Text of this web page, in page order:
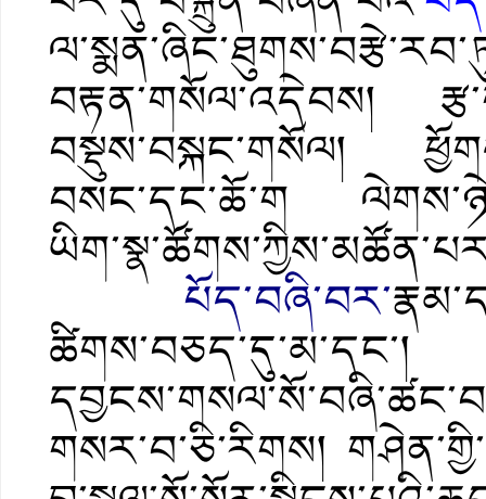
བརྟན་གསོལ་འདེབས།
བསྡུས་བསྐང་གསོལ།
བསང་དང་ཆོ་ག
པོད་བཞི་བར་
ཚིགས་བཅད་དུ་མ་དང་།
གསར་བ་ཅི་རིགས།